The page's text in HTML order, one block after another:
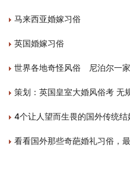
马来西亚婚嫁习俗
英国婚嫁习俗
世界各地奇怪风俗 尼泊尔一
策划：英国皇室大婚风俗考 无
4个让人望而生畏的国外传统结
看看国外那些奇葩婚礼习俗，